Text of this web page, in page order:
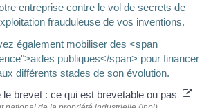
entreprise contre le vol de secrets de
frauduleuse de vos inventions.
également mobiliser des <span
publiques</span> pour financer
différents stades de son évolution.
brevet : ce qui est brevetable ou pas